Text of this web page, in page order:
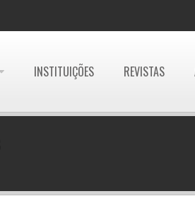
INSTITUIÇÕES REVISTAS